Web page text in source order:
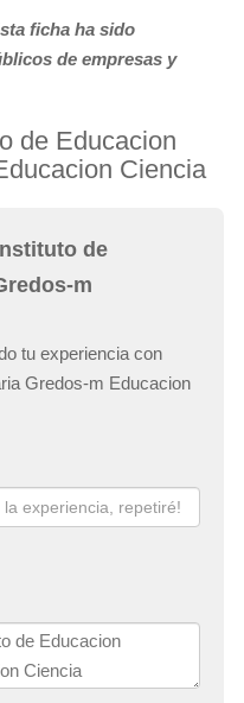
ficha ha sido
de empresas y
de Educacion
Ciencia
de
m
tu experiencia con
Gredos-m Educacion